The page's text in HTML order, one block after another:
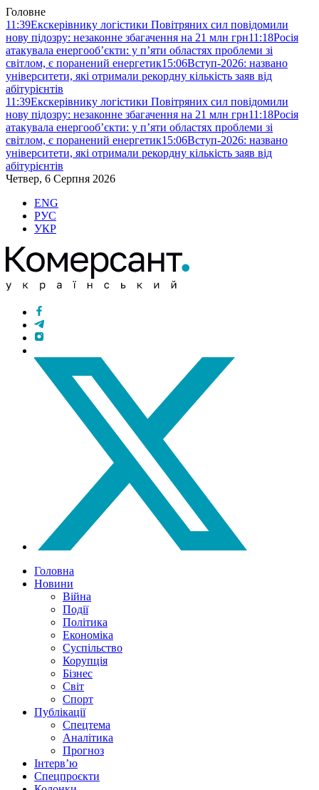
Головне
11:39Екскерівнику логістики Повітряних сил повідомили
нову підозру: незаконне збагачення на 21 млн грн11:18Росія
атакувала енергооб’єкти: у п’яти областях проблеми зі
світлом, є поранений енергетик15:06Вступ-2026: названо
університети, які отримали рекордну кількість заяв від
абітурієнтів
11:39Екскерівнику логістики Повітряних сил повідомили
нову підозру: незаконне збагачення на 21 млн грн11:18Росія
атакувала енергооб’єкти: у п’яти областях проблеми зі
світлом, є поранений енергетик15:06Вступ-2026: названо
університети, які отримали рекордну кількість заяв від
абітурієнтів
Четвер, 6 Серпня 2026
ENG
РУС
УКР
Головна
Новини
Війна
Події
Політика
Економіка
Суспільство
Корупція
Бізнес
Світ
Спорт
Публікації
Спецтема
Аналітика
Прогноз
Інтерв’ю
Спецпроєкти